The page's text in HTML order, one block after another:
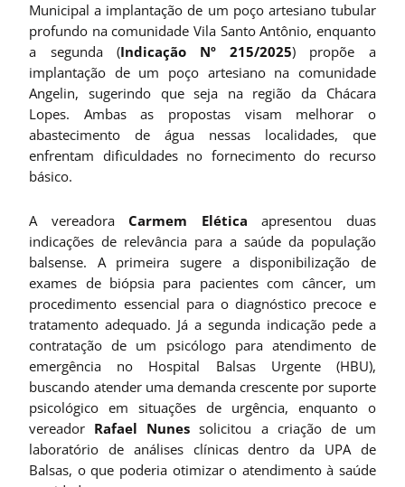
Municipal a implantação de um poço artesiano tubular
profundo na comunidade Vila Santo Antônio, enquanto
a segunda (Indicação Nº 215/2025) propõe a
implantação de um poço artesiano na comunidade
Angelin, sugerindo que seja na região da Chácara
Lopes. Ambas as propostas visam melhorar o
abastecimento de água nessas localidades, que
enfrentam dificuldades no fornecimento do recurso
básico.
A vereadoraCarmem Elética apresentou duas
indicações de relevância para a saúde da população
balsense. A primeira sugere a disponibilização de
exames de biópsia para pacientes com câncer, um
procedimento essencial para o diagnóstico precoce e
tratamento adequado. Já a segunda indicação pede a
contratação de um psicólogo para atendimento de
emergência no Hospital Balsas Urgente (HBU),
buscando atender uma demanda crescente por suporte
psicológico em situações de urgência, enquanto o
vereador Rafael Nunes solicitou a criação de um
laboratório de análises clínicas dentro da UPA de
Balsas, o que poderia otimizar o atendimento à saúde